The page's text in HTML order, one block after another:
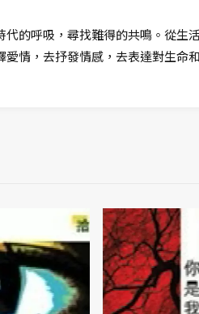
的呼吸，尋找難得的共鳴。從
情，去抒發情感，去表達對生命